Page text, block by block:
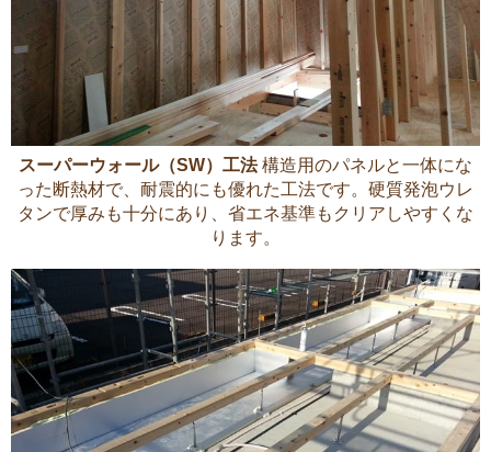
スーパーウォール（SW）工法構造用のパネルと一体にな
った断熱材で、耐震的にも優れた工法です。硬質発泡ウレ
タンで厚みも十分にあり、省エネ基準もクリアしやすくな
ります。